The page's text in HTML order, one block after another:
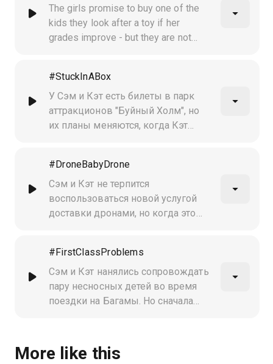
The girls promise to buy one of the
kids they look after a toy if her
grades improve - but they are not
#StuckInABox
У Сэм и Кэт есть билеты в парк
аттракционов "Буйный Холм", но
их планы меняются, когда Кэт
придумать, как вытащить её
оттуда
#DroneBabyDrone
Сэм и Кэт не терпится
воспользоваться новой услугой
доставки дронами, но когда это
#FirstClassProblems
Сэм и Кэт нанялись сопровождать
пару несносных детей во время
поездки на Багамы. Но сначала
More like this